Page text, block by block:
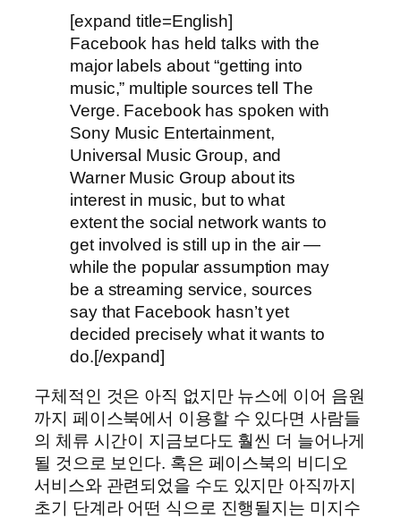
[expand title=English]
Facebook has held talks with the
major labels about “getting into
music,” multiple sources tell The
Verge. Facebook has spoken with
Sony Music Entertainment,
Universal Music Group, and
Warner Music Group about its
interest in music, but to what
extent the social network wants to
get involved is still up in the air —
while the popular assumption may
be a streaming service, sources
say that Facebook hasn’t yet
decided precisely what it wants to
do.[/expand]
구체적인 것은 아직 없지만 뉴스에 이어 음원
까지 페이스북에서 이용할 수 있다면 사람들
의 체류 시간이 지금보다도 훨씬 더 늘어나게
될 것으로 보인다. 혹은 페이스북의 비디오
서비스와 관련되었을 수도 있지만 아직까지
초기 단계라 어떤 식으로 진행될지는 미지수